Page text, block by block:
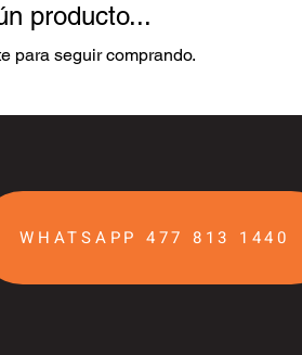
producto...
para seguir comprando.
WHATSAPP 477 813 1440